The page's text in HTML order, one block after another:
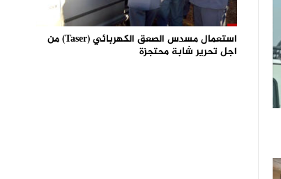
استعمال مسدس الصعق الكهربائي (Taser) من
اجل تحرير شابة محتجزة